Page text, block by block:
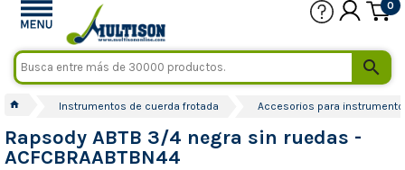
0

home Instrumentos de cuerda frotada Accesorios para
Rapsody ABTB 3/4 negra sin ruedas -
ACFCBRAABTBN44